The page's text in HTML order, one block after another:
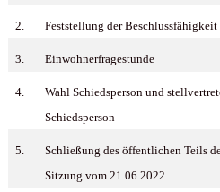
2. Feststellung der Beschlussfähigkeit
3. Einwohnerfragestunde
4.
Wahl Schiedsperson und
Schiedsperson
5.
Schließung des öffentlichen Teils
Sitzung vom 21.06.2022